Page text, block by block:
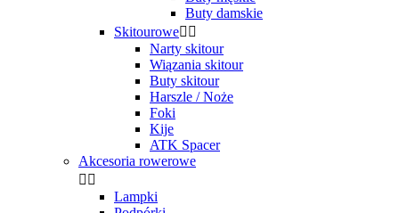
Buty damskie
Skitourowe 
Narty skitour
Wiązania skitour
Buty skitour
Harszle / Noże
Foki
Kije
ATK Spacer
Akcesoria rowerowe
 
Lampki